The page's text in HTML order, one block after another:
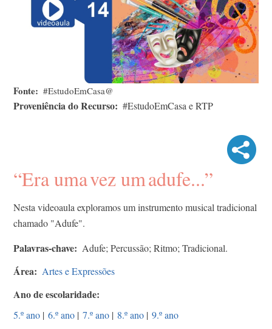
Fonte #EstudoEmCasa@
Proveniência do Recurso #EstudoEmCasa e RTP
“Era uma vez um adufe...”
Nesta videoaula exploramos um instrumento musical tradicional
chamado "Adufe".
Palavras-chave Adufe; Percussão; Ritmo; Tradicional.
Área Artes e Expressões
Ano de escolaridade
5.º ano | 6.º ano | 7.º ano | 8.º ano | 9.º ano